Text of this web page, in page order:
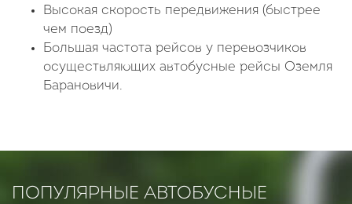
Высокая скорость передвижения (быстрее
чем поезд)
Большая частота рейсов у перевозчиков
осуществляющих автобусные рейсы Оземля
Барановичи.
ПОПУЛЯРНЫЕ АВТОБУСНЫЕ